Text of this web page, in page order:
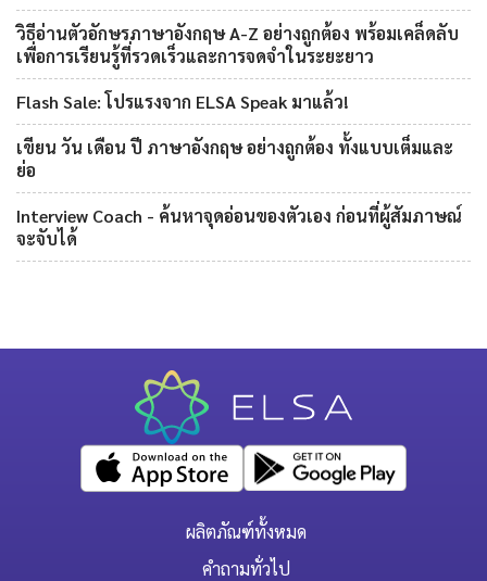
วิธีอ่านตัวอักษรภาษาอังกฤษ A-Z อย่างถูกต้อง พร้อมเคล็ดลับ
เพื่อการเรียนรู้ที่รวดเร็วและการจดจำในระยะยาว
Flash Sale: โปรแรงจาก ELSA Speak มาแล้ว!
เขียน วัน เดือน ปี ภาษาอังกฤษ อย่างถูกต้อง ทั้งแบบเต็มและ
ย่อ
Interview Coach - ค้นหาจุดอ่อนของตัวเอง ก่อนที่ผู้สัมภาษณ์
จะจับได้
ผลิตภัณฑ์ทั้งหมด
คำถามทั่วไป